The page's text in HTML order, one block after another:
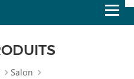
Salon